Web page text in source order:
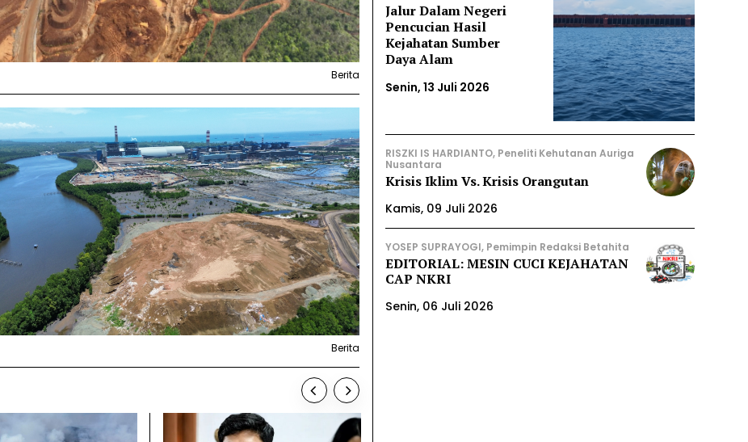
Berita
Berita
Jalur Dalam Negeri
Pencucian Hasil
Kejahatan Sumber
Daya Alam
Senin, 13 Juli 2026
RISZKI IS HARDIANTO, Peneliti Kehutanan Auriga
Nusantara
Krisis Iklim Vs. Krisis Orangutan
Kamis, 09 Juli 2026
YOSEP SUPRAYOGI, Pemimpin Redaksi Betahita
EDITORIAL: MESIN CUCI KEJAHATAN
CAP NKRI
Senin, 06 Juli 2026